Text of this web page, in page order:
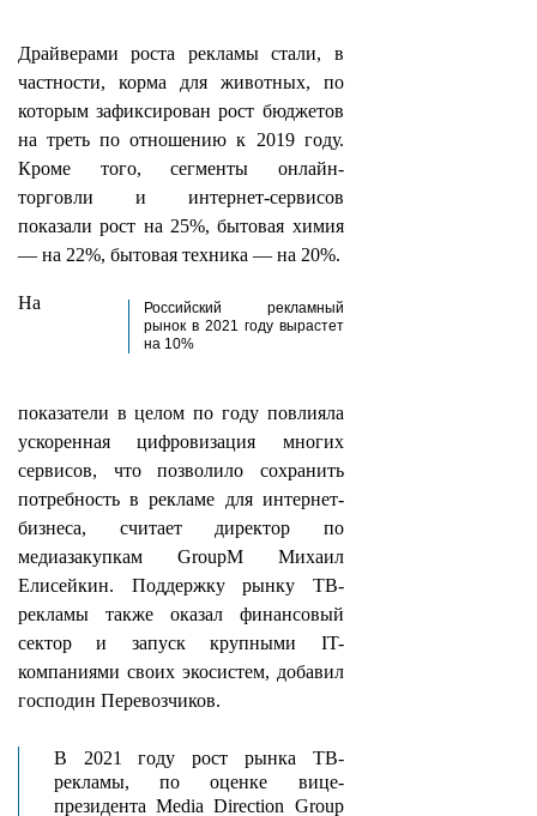
Драйверами роста рекламы стали, в
частности, корма для животных, по
которым зафиксирован рост бюджетов
на треть по отношению к 2019 году.
Кроме того, сегменты онлайн-
торговли и интернет-сервисов
показали рост на 25%, бытовая химия
— на 22%, бытовая техника — на 20%.
Российский рекламный
рынок в 2021 году вырастет
на 10%
На
показатели в целом по году повлияла
ускоренная цифровизация многих
сервисов, что позволило сохранить
потребность в рекламе для интернет-
бизнеса, считает директор по
медиазакупкам GroupM Михаил
Елисейкин. Поддержку рынку ТВ-
рекламы также оказал финансовый
сектор и запуск крупными IT-
компаниями своих экосистем, добавил
господин Перевозчиков.
В 2021 году рост рынка ТВ-
рекламы, по оценке вице-
президента Media Direction Group